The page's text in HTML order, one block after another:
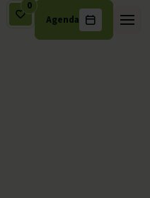
0
Agenda